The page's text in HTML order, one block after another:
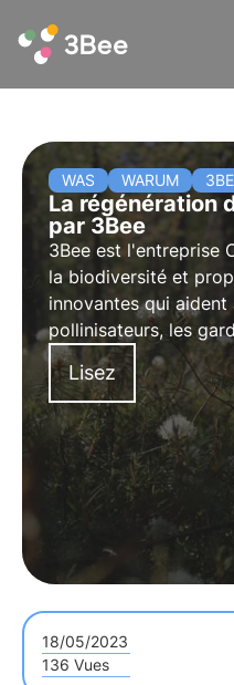
WAS WARUM
La régénération
par 3Bee
3Bee est l'entreprise
la biodiversité et
innovantes qui
pollinisateurs, les
écosystèmes.
travaille à la
Lisez
18/05/2023
136 Vues